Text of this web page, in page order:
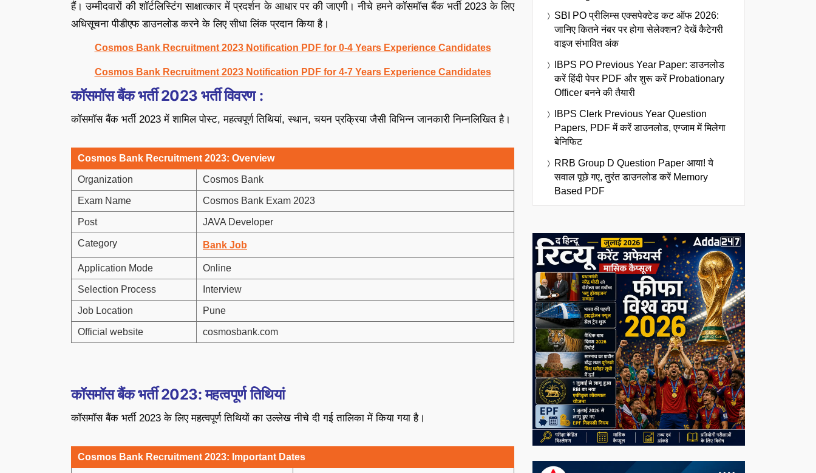
हैं। उम्मीदवारों की शॉर्टलिस्टिंग साक्षात्कार में प्रदर्शन के आधार पर की जाएगी। नीचे हमने कॉसमॉस बैंक भर्ती 2023 के लिए
अधिसूचना पीडीएफ डाउनलोड करने के लिए सीधा लिंक प्रदान किया है।
Cosmos Bank Recruitment 2023 Notification PDF for 0-4 Years Experience Candidates
Cosmos Bank Recruitment 2023 Notification PDF for 4-7 Years Experience Candidates
कॉसमॉस बैंक भर्ती2023 भर्ती विवरण :
कॉसमॉस बैंक भर्ती 2023 में शामिल पोस्ट, महत्वपूर्ण तिथियां, स्थान, चयन प्रक्रिया जैसी विभिन्न जानकारी निम्नलिखित है।
Cosmos Bank Recruitment 2023: Overview
Organization Cosmos Bank
Exam Name Cosmos Bank Exam 2023
Post JAVA Developer
Category Bank Job
Application Mode Online
Selection Process Interview
Job Location Pune
Official website cosmosbank.com
कॉसमॉस बैंक भर्ती2023:महत्वपूर्ण तिथियां
कॉसमॉस बैंक भर्ती 2023 के लिए महत्वपूर्ण तिथियों का उल्लेख नीचे दी गई तालिका में किया गया है।
Cosmos Bank Recruitment 2023: Important Dates
SBI PO प्रीलिम्स एक्सपेक्टेड कट ऑफ 2026:
जानिए कितने नंबर पर होगा सेलेक्शन? देखें कैटेगरी
वाइज संभावित अंक
IBPS PO Previous Year Paper: डाउनलोड
करें हिंदी पेपर PDF और शुरू करें Probationary
Officer बनने की तैयारी
IBPS Clerk Previous Year Question
Papers, PDF में करें डाउनलोड, एग्जाम में मिलेगा
बेनिफिट
RRB Group D Question Paper आया! ये
सवाल पूछे गए, तुरंत डाउनलोड करें Memory
Based PDF